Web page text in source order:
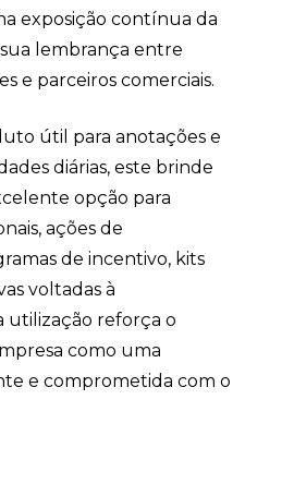
exposição contínua da
lembrança entre
e parceiros comerciais.
útil para anotações e
diárias, este brinde
opção para
ações de
de incentivo, kits
voltadas à
utilização reforça o
como uma
e comprometida com o